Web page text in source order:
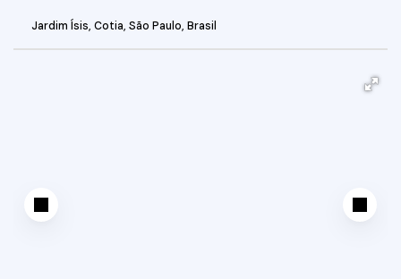
Jardim Ísis, Cotia, São Paulo, Brasil